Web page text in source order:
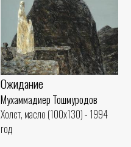
Ожидание
Мухаммадиер Тошмуродов
Холст, масло (100x130) - 1994
год